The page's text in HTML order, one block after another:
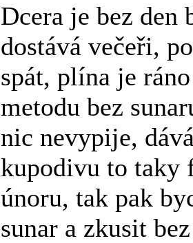
Dcera je bez den
dostává večeři,
spát, plína je
metodu bez
nic nevypije,
kupodivu to taky
únoru, tak pak
sunar a zkusit